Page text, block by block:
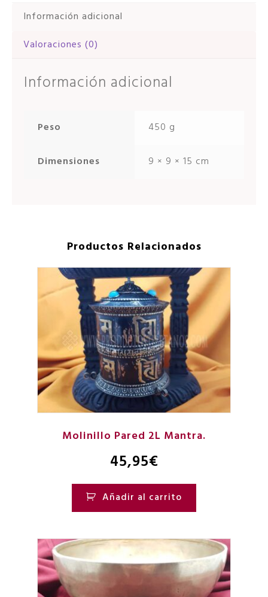
Información adicional
Valoraciones (0)
Información adicional
Peso 450 g
Dimensiones 9 × 9 × 15 cm
Productos Relacionados
Molinillo Pared 2L Mantra.
45,95€
Añadir al carrito